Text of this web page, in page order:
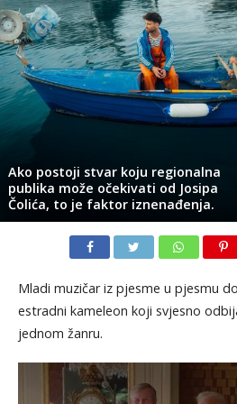
Ako postoji stvar koju regionalna
publika može očekivati od Josipa
Čolića, to je faktor iznenađenja.
Mladi muzičar iz pjesme u pjesmu
estradni kameleon koji svjesno
jednom žanru.